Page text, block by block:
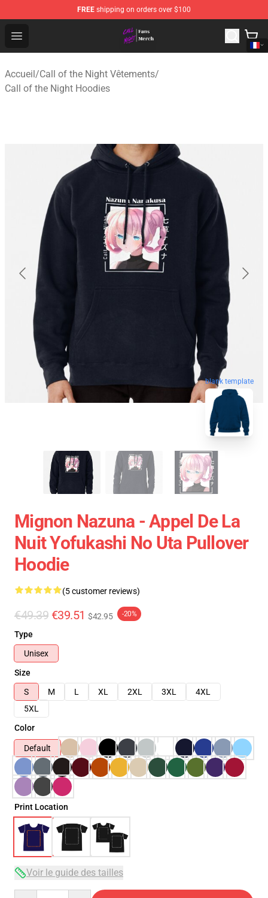
FREE shipping on orders over $100
Open menu
Call of the Night Store - Official Call of the Night
Accueil/Call of the Night Vêtements/
Call of the Night Hoodies
blank template
Mignon Nazuna - Appel De La
Nuit Yofukashi No Uta Pullover
Hoodie
(5 customer reviews)
€49.39 €39.51 $42.95 -20%
Type
Unisex
Size
S
M L XL 2XL 3XL
4XL
5XL
Color
Default
Print Location
Voir le guide des tailles